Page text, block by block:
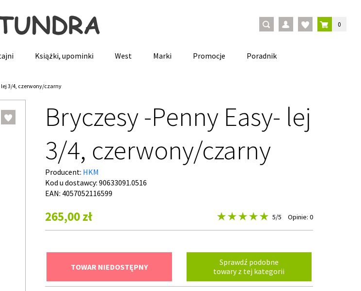
0
Książki, upominki West Marki Promocje Poradnik
lej 3/4, czerwony/czarny
Bryczesy -Penny Easy- lej
3/4, czerwony/czarny
Producent: HKM
Kod u dostawcy: 90633091.0516
EAN: 4057052116599
265,00 zł 5/5 Opinie: 0
TOWAR NIEDOSTĘPNY
Sprawdź podobne
towary z tej kategorii